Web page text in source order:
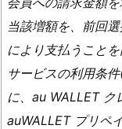
当該増額を、前回
により支払うこと
サービスの利用条
に、au WALLET ク
auWALLET プリペ